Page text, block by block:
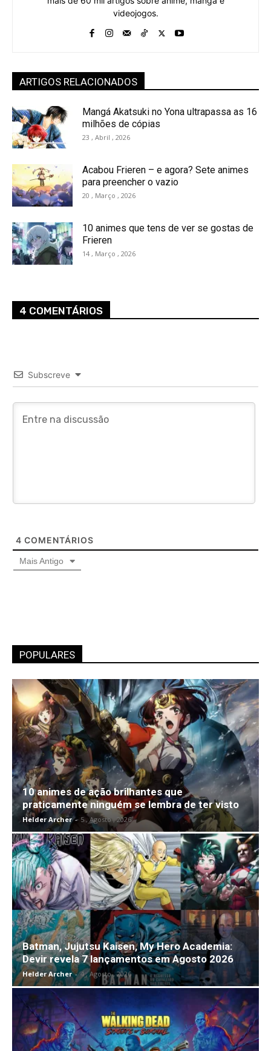
videojogos.
ARTIGOS RELACIONADOS
Mangá Akatsuki no Yona ultrapassa as 16
milhões de cópias
23 , Abril , 2026
Acabou Frieren – e agora? Sete animes
para preencher o vazio
20 , Março , 2026
10 animes que tens de ver se gostas de
Frieren
14 , Março , 2026
4 COMENTÁRIOS
Subscreve
4 COMENTÁRIOS
Mais Antigo
POPULARES
10 animes de ação brilhantes que
praticamente ninguém se lembra de ter visto
Helder Archer - 5 , Agosto , 2026
Batman, Jujutsu Kaisen, My Hero Academia:
Devir revela 7 lançamentos em Agosto 2026
Helder Archer - 4 , Agosto , 2026